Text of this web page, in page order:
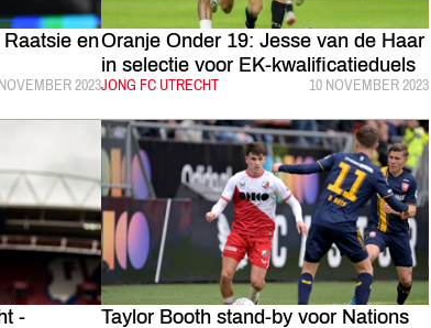
en
2023
Oranje Onder 19: Jesse van de Haar
in selectie voor EK-kwalificatieduels
CATEGORIE:
JONG FC UTRECHT GEPUBLICEERD:
10 NOVEMBER 2023
-
Taylor Booth stand-by voor Nations